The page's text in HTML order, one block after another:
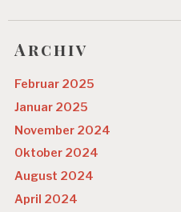
Archiv
Februar 2025
Januar 2025
November 2024
Oktober 2024
August 2024
April 2024